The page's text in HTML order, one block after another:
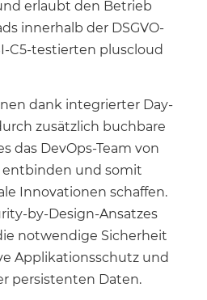
erlaubt den Betrieb
innerhalb der DSGVO-
C5-testierten pluscloud
dank integrierter Day-
zusätzlich buchbare
das DevOps-Team von
entbinden und somit
Innovationen schaffen.
by-Design-Ansatzes
notwendige Sicherheit
Applikationsschutz und
persistenten Daten.